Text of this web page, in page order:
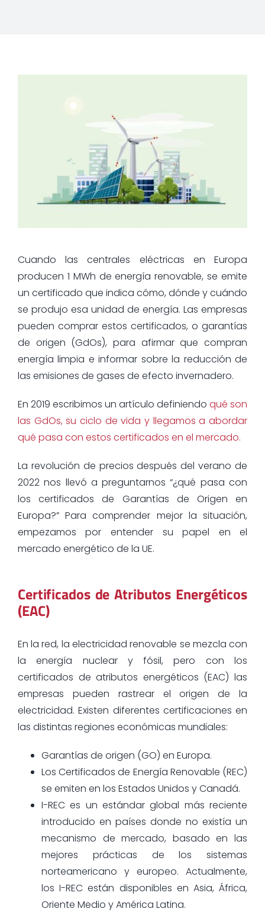
Cuando las centrales eléctricas en Europa
producen 1 MWh de energía renovable, se emite
un certificado que indica cómo, dónde y cuándo
se produjo esa unidad de energía. Las empresas
pueden comprar estos certificados, o garantías
de origen (GdOs), para afirmar que compran
energía limpia e informar sobre la reducción de
las emisiones de gases de efecto invernadero.
En 2019 escribimos un artículo definiendoqué son
las GdOs, su ciclo de vida y llegamos a abordar
qué pasa con estos certificados en el mercado.
La revolución de precios después del verano de
2022 nos llevó a preguntarnos “¿qué pasa con
los certificados de Garantías de Origen en
Europa?” Para comprender mejor la situación,
empezamos por entender su papel en el
mercado energético de la UE.
Certificados de Atributos Energéticos
(EAC)
En la red, la electricidad renovable se mezcla con
la energía nuclear y fósil, pero con los
certificados de atributos energéticos (EAC) las
empresas pueden rastrear el origen de la
electricidad. Existen diferentes certificaciones en
las distintas regiones económicas mundiales:
Garantías de origen (GO) en Europa.
Los Certificados de Energía Renovable (REC)
se emiten en los Estados Unidos y Canadá.
I-REC es un estándar global más reciente
introducido en países donde no existía un
mecanismo de mercado, basado en las
mejores prácticas de los sistemas
norteamericano y europeo. Actualmente,
los I-REC están disponibles en Asia, África,
Oriente Medio y América Latina.